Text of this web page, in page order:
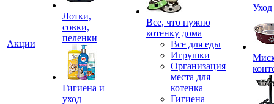
Акции
Лотки,
совки,
пеленки
Гигиена и
уход
Все, что нужно
котенку дома
Все для еды
Игрушки
Организация
места для
котенка
Гигиена
Уход